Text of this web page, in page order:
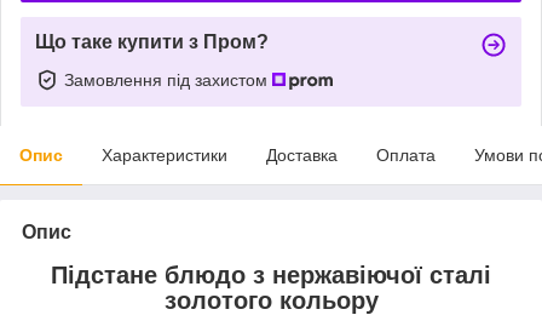
Що таке купити з Пром?
Замовлення під захистом
Опис Характеристики Доставка Оплата Умови
Опис
Підстане блюдо з нержавіючої сталі
золотого кольору